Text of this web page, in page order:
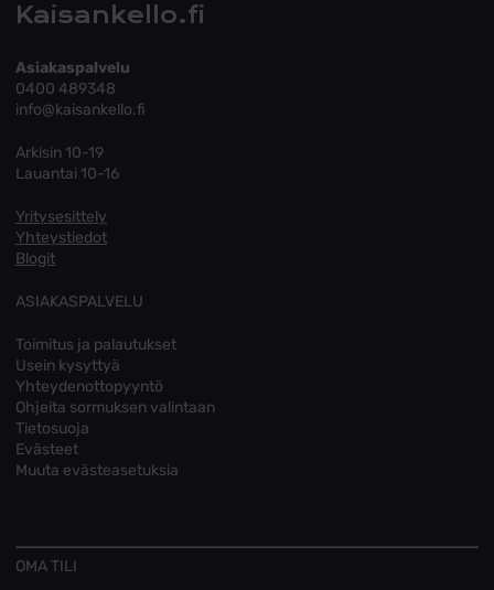
Kaisankello.fi
Asiakaspalvelu
0400 489348
info@kaisankello.fi
Arkisin 10-19
Lauantai 10-16
Yritysesittely
Yhteystiedot
Blogit
ASIAKASPALVELU
Toimitus ja palautukset
Usein kysyttyä
Yhteydenottopyyntö
Ohjeita sormuksen valintaan
Tietosuoja
Evästeet
Muuta evästeasetuksia
OMA TILI